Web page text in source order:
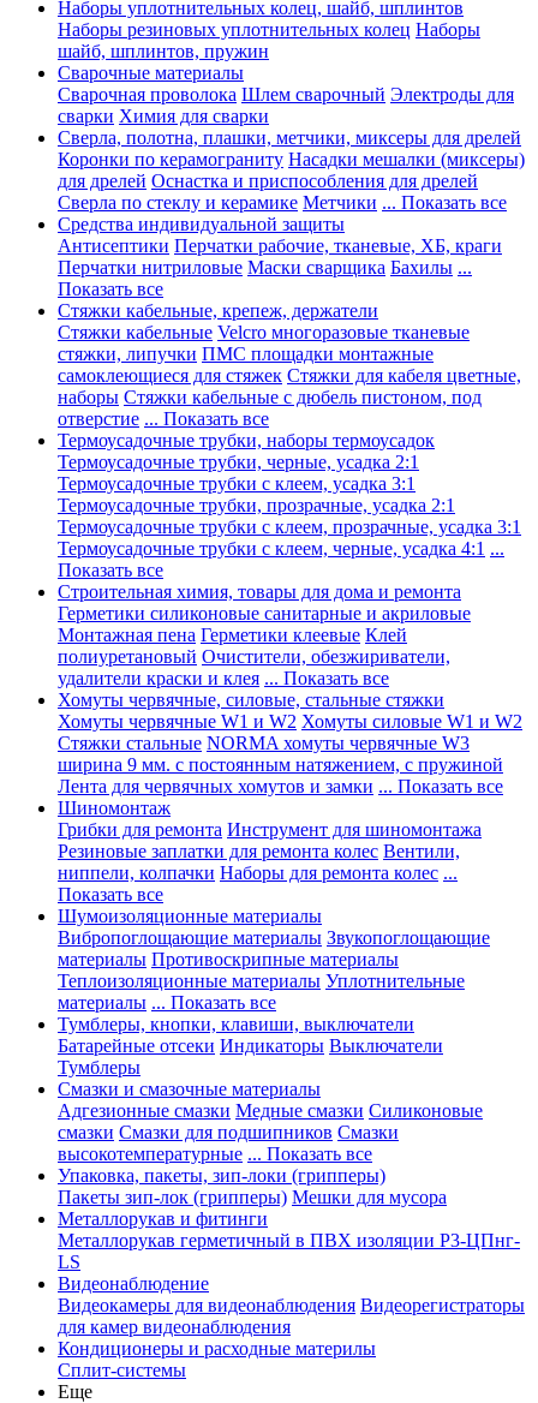
Наборы уплотнительных колец, шайб, шплинтов
Наборы резиновых уплотнительных колец Наборы
шайб, шплинтов, пружин
Сварочные материалы
Сварочная проволока Шлем сварочный Электроды для
сварки Химия для сварки
Сверла, полотна, плашки, метчики, миксеры для дрелей
Коронки по керамограниту Насадки мешалки (миксеры)
для дрелей Оснастка и приспособления для дрелей
Сверла по стеклу и керамике Метчики ... Показать все
Средства индивидуальной защиты
Антисептики Перчатки рабочие, тканевые, ХБ, краги
Перчатки нитриловые Маски сварщика Бахилы ...
Показать все
Стяжки кабельные, крепеж, держатели
Стяжки кабельные Velcro многоразовые тканевые
стяжки, липучки ПМС площадки монтажные
самоклеющиеся для стяжек Стяжки для кабеля цветные,
наборы Стяжки кабельные с дюбель пистоном, под
отверстие ... Показать все
Термоусадочные трубки, наборы термоусадок
Термоусадочные трубки, черные, усадка 2:1
Термоусадочные трубки с клеем, усадка 3:1
Термоусадочные трубки, прозрачные, усадка 2:1
Термоусадочные трубки с клеем, прозрачные, усадка 3:1
Термоусадочные трубки с клеем, черные, усадка 4:1 ...
Показать все
Строительная химия, товары для дома и ремонта
Герметики силиконовые санитарные и акриловые
Монтажная пена Герметики клеевые Клей
полиуретановый Очистители, обезжириватели,
удалители краски и клея ... Показать все
Хомуты червячные, силовые, стальные стяжки
Хомуты червячные W1 и W2 Хомуты силовые W1 и W2
Стяжки стальные NORMA хомуты червячные W3
ширина 9 мм. с постоянным натяжением, с пружиной
Лента для червячных хомутов и замки ... Показать все
Шиномонтаж
Грибки для ремонта Инструмент для шиномонтажа
Резиновые заплатки для ремонта колес Вентили,
ниппели, колпачки Наборы для ремонта колес ...
Показать все
Шумоизоляционные материалы
Вибропоглощающие материалы Звукопоглощающие
материалы Противоскрипные материалы
Теплоизоляционные материалы Уплотнительные
материалы ... Показать все
Тумблеры, кнопки, клавиши, выключатели
Батарейные отсеки Индикаторы Выключатели
Тумблеры
Смазки и смазочные материалы
Адгезионные смазки Медные смазки Силиконовые
смазки Смазки для подшипников Смазки
высокотемпературные ... Показать все
Упаковка, пакеты, зип-локи (грипперы)
Пакеты зип-лок (грипперы) Мешки для мусора
Металлорукав и фитинги
Металлорукав герметичный в ПВХ изоляции Р3-ЦПнг-
LS
Видеонаблюдение
Видеокамеры для видеонаблюдения Видеорегистраторы
для камер видеонаблюдения
Кондиционеры и расходные материлы
Сплит-системы
Еще